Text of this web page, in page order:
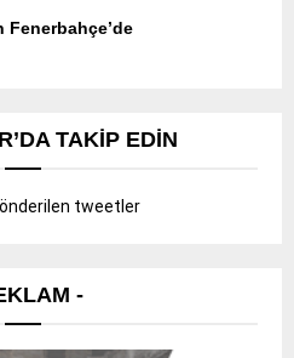
Fenerbahçe’de
TAKIP EDIN
tweetler
-